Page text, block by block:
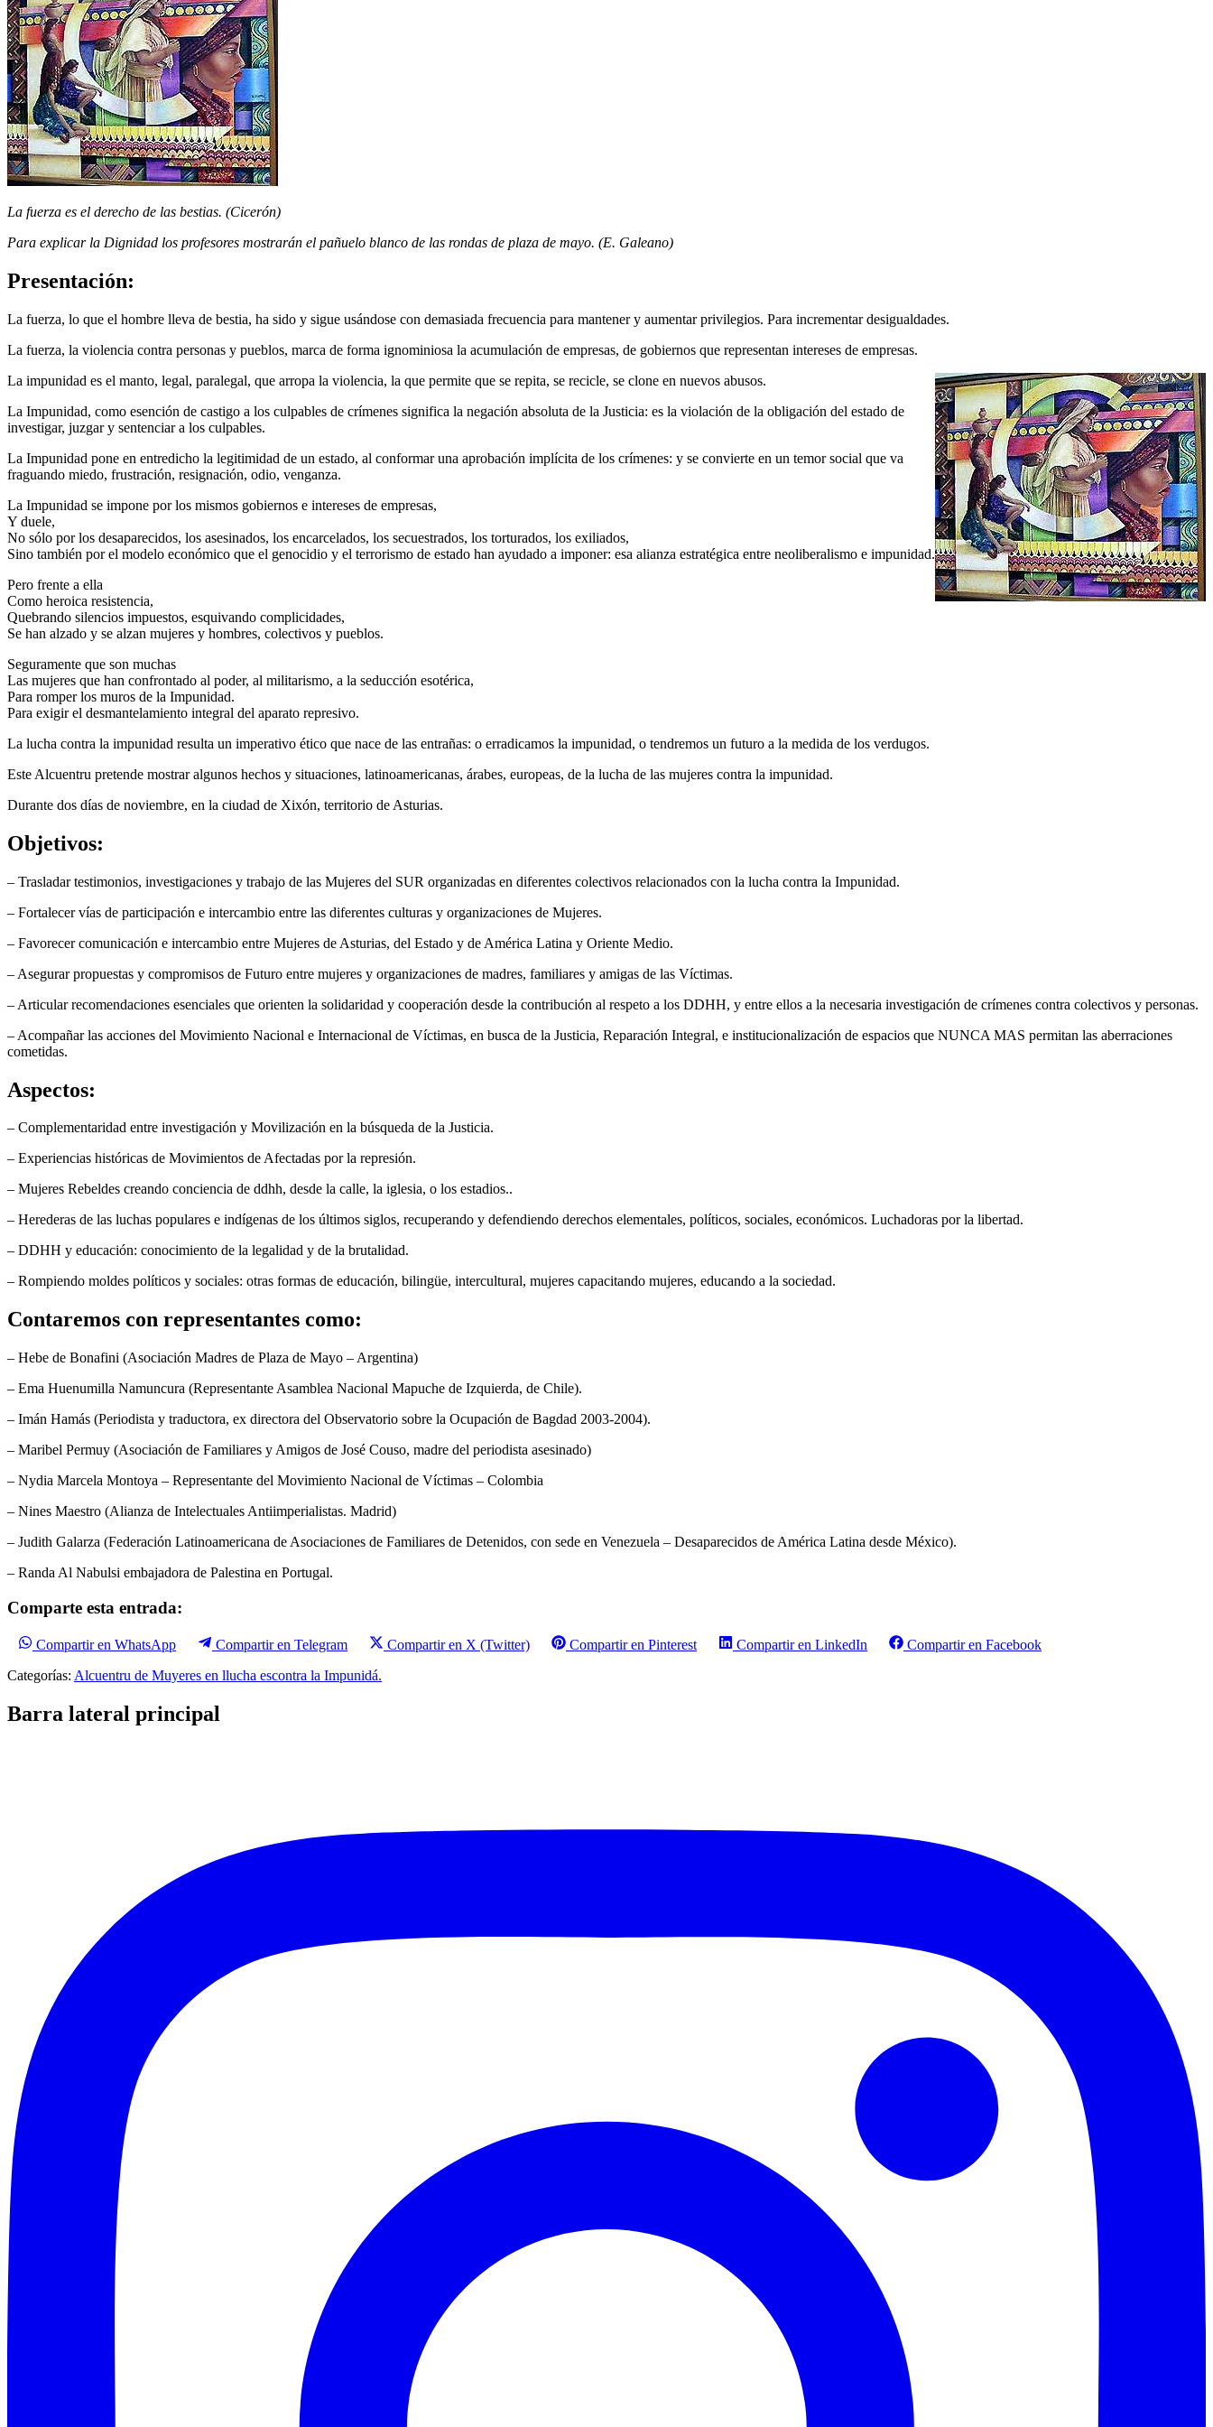
La fuerza es el derecho de las bestias. (Cicerón)
Para explicar la Dignidad los profesores mostrarán el pañuelo blanco de las rondas de plaza de mayo. (E. Galeano)
Presentación:
La fuerza, lo que el hombre lleva de bestia, ha sido y sigue usándose con demasiada frecuencia para mantener y aumentar privilegios. Para incrementar desigualdades.
La fuerza, la violencia contra personas y pueblos, marca de forma ignominiosa la acumulación de empresas, de gobiernos que representan intereses de empresas.
La impunidad es el manto, legal, paralegal, que arropa la violencia, la que permite que se repita, se recicle, se clone en nuevos abusos.
La Impunidad, como esención de castigo a los culpables de crímenes significa la negación absoluta de la Justicia: es la violación de la obligación del estado de
investigar, juzgar y sentenciar a los culpables.
La Impunidad pone en entredicho la legitimidad de un estado, al conformar una aprobación implícita de los crímenes: y se convierte en un temor social que va
fraguando miedo, frustración, resignación, odio, venganza.
La Impunidad se impone por los mismos gobiernos e intereses de empresas,
Y duele,
No sólo por los desaparecidos, los asesinados, los encarcelados, los secuestrados, los torturados, los exiliados,
Sino también por el modelo económico que el genocidio y el terrorismo de estado han ayudado a imponer: esa alianza estratégica entre neoliberalismo e impunidad.
Pero frente a ella
Como heroica resistencia,
Quebrando silencios impuestos, esquivando complicidades,
Se han alzado y se alzan mujeres y hombres, colectivos y pueblos.
Seguramente que son muchas
Las mujeres que han confrontado al poder, al militarismo, a la seducción esotérica,
Para romper los muros de la Impunidad.
Para exigir el desmantelamiento integral del aparato represivo.
La lucha contra la impunidad resulta un imperativo ético que nace de las entrañas: o erradicamos la impunidad, o tendremos un futuro a la medida de los verdugos.
Este Alcuentru pretende mostrar algunos hechos y situaciones, latinoamericanas, árabes, europeas, de la lucha de las mujeres contra la impunidad.
Durante dos días de noviembre, en la ciudad de Xixón, territorio de Asturias.
Objetivos:
– Trasladar testimonios, investigaciones y trabajo de las Mujeres del SUR organizadas en diferentes colectivos relacionados con la lucha contra la Impunidad.
– Fortalecer vías de participación e intercambio entre las diferentes culturas y organizaciones de Mujeres.
– Favorecer comunicación e intercambio entre Mujeres de Asturias, del Estado y de América Latina y Oriente Medio.
– Asegurar propuestas y compromisos de Futuro entre mujeres y organizaciones de madres, familiares y amigas de las Víctimas.
– Articular recomendaciones esenciales que orienten la solidaridad y cooperación desde la contribución al respeto a los DDHH, y entre ellos a la necesaria investigación de crímenes contra colectivos y personas.
– Acompañar las acciones del Movimiento Nacional e Internacional de Víctimas, en busca de la Justicia, Reparación Integral, e institucionalización de espacios que NUNCA MAS permitan las aberraciones
cometidas.
Aspectos:
– Complementaridad entre investigación y Movilización en la búsqueda de la Justicia.
– Experiencias históricas de Movimientos de Afectadas por la represión.
– Mujeres Rebeldes creando conciencia de ddhh, desde la calle, la iglesia, o los estadios..
– Herederas de las luchas populares e indígenas de los últimos siglos, recuperando y defendiendo derechos elementales, políticos, sociales, económicos. Luchadoras por la libertad.
– DDHH y educación: conocimiento de la legalidad y de la brutalidad.
– Rompiendo moldes políticos y sociales: otras formas de educación, bilingüe, intercultural, mujeres capacitando mujeres, educando a la sociedad.
Contaremos con representantes como:
– Hebe de Bonafini (Asociación Madres de Plaza de Mayo – Argentina)
– Ema Huenumilla Namuncura (Representante Asamblea Nacional Mapuche de Izquierda, de Chile).
– Imán Hamás (Periodista y traductora, ex directora del Observatorio sobre la Ocupación de Bagdad 2003-2004).
– Maribel Permuy (Asociación de Familiares y Amigos de José Couso, madre del periodista asesinado)
– Nydia Marcela Montoya – Representante del Movimiento Nacional de Víctimas – Colombia
– Nines Maestro (Alianza de Intelectuales Antiimperialistas. Madrid)
– Judith Galarza (Federación Latinoamericana de Asociaciones de Familiares de Detenidos, con sede en Venezuela – Desaparecidos de América Latina desde México).
– Randa Al Nabulsi embajadora de Palestina en Portugal.
Comparte esta entrada:
Compartir en WhatsApp Compartir en Telegram Compartir en X (Twitter) Compartir en Pinterest Compartir en LinkedIn
Compartir en Facebook
Categorías: Alcuentru de Muyeres en llucha escontra la Impunidá.
Barra lateral principal